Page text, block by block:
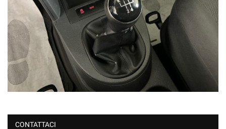
CONTATTACI